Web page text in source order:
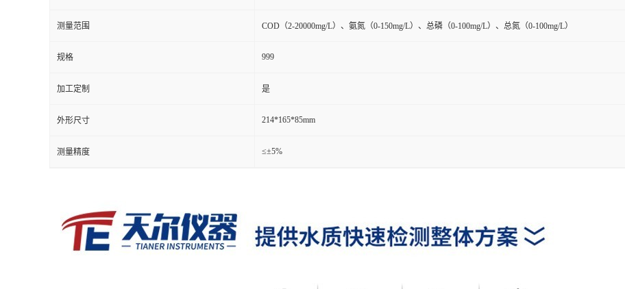
测量范围 COD（2-20000mg/L）、氨氮（0-150mg/L）、总磷（0-100mg/L）、总氮（0-100mg/L）
规格 999
加工定制 是
外形尺寸 214*165*85mm
测量精度 ≤±5%